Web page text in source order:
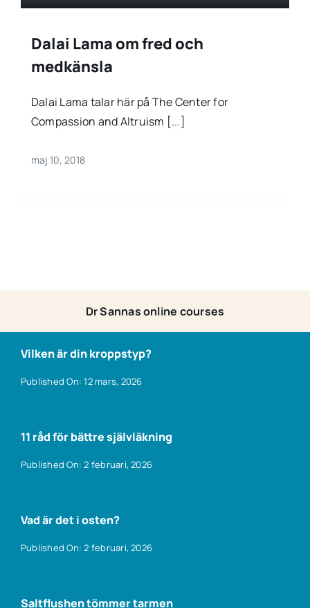
Dalai Lama om fred och
medkänsla
Dalai Lama talar här på The Center for
Compassion and Altruism [...]
maj 10, 2018
Dr Sannas online courses
Vilken är din kroppstyp?
Published On: 12 mars, 2026
11 råd för bättre självläkning
Published On: 2 februari, 2026
Vad är det i osten?
Published On: 2 februari, 2026
Saltflushen tömmer tarmen